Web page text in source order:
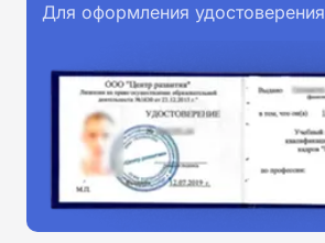
Для оформления удостоверения